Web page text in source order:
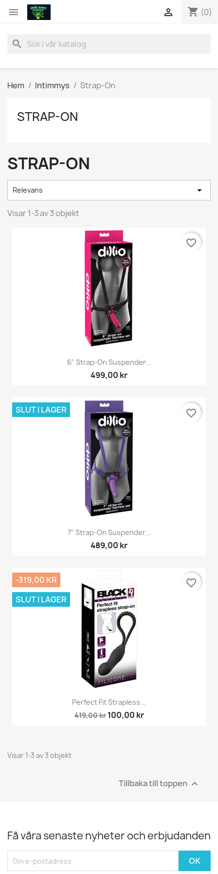
 shopping_cart (0)

search
Hem Intimmys Strap-On
STRAP-ON
STRAP-ON
Relevans 
Visar 1-3 av 3 objekt
6" Strap-On Suspender...
499,00 kr
favorite_border
7" Strap-On Suspender...
489,00 kr
SLUT I LAGER favorite_border
Perfect Fit Strapless...
419,00 kr 100,00 kr
-319,00 KR
SLUT I LAGER
favorite_border
Visar 1-3 av 3 objekt
Tillbaka till toppen 
Få våra senaste nyheter och erbjudanden